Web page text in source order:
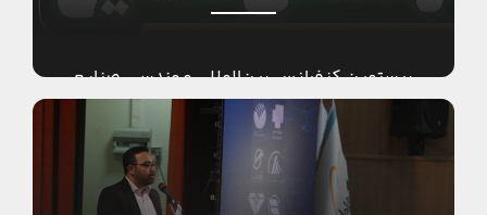
بیستمین کنفرانس بین‌المللی مهندسی صنایع
ایران در اردیبهشت ماه سال ۱۴۰۴ برگزار می‌گردد.
انجمن مهندسی صنایع ایران، به عنوان عماد رشته
مهندسی صنایع در کشور […]